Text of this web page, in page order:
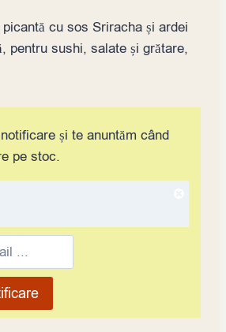
cu sos Sriracha și ardei
pentru sushi, salate și grătare,
și te anuntăm când
pe stoc.